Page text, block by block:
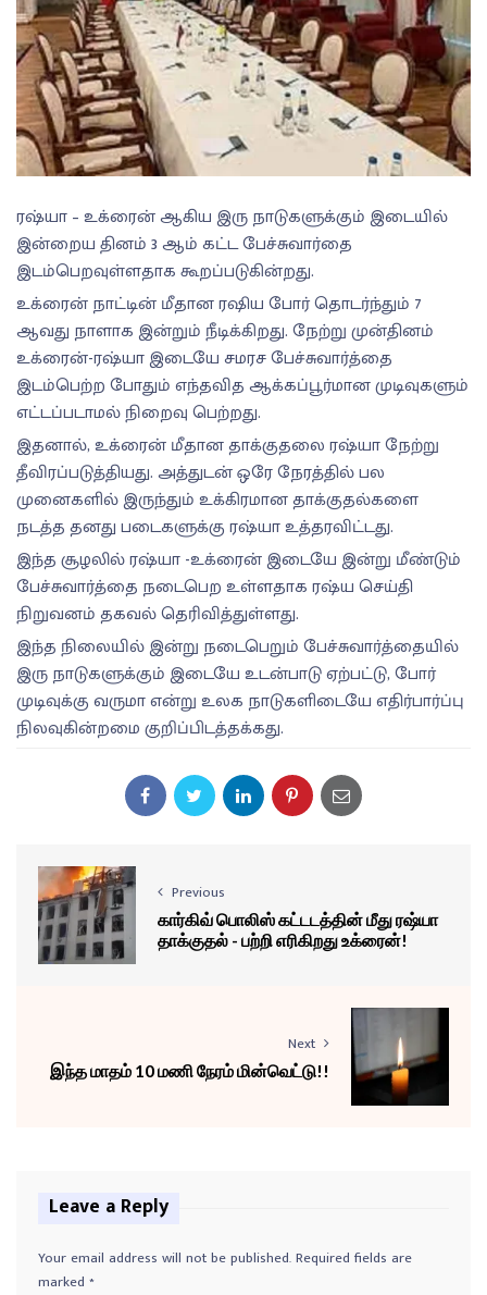
ரஷ்யா – உக்ரைன் ஆகிய இரு நாடுகளுக்கும் இடையில்
இன்றைய தினம் 3 ஆம் கட்ட பேச்சுவார்தை
இடம்பெறவுள்ளதாக கூறப்படுகின்றது.
உக்ரைன் நாட்டின் மீதான ரஷிய போர் தொடர்ந்தும் 7
ஆவது நாளாக இன்றும் நீடிக்கிறது. நேற்று முன்தினம்
உக்ரைன்-ரஷ்யா இடையே சமரச பேச்சுவார்த்தை
இடம்பெற்ற போதும் எந்தவித ஆக்கப்பூர்மான முடிவுகளும்
எட்டப்படாமல் நிறைவு பெற்றது.
இதனால், உக்ரைன் மீதான தாக்குதலை ரஷ்யா நேற்று
தீவிரப்படுத்தியது. அத்துடன் ஒரே நேரத்தில் பல
முனைகளில் இருந்தும் உக்கிரமான தாக்குதல்களை
நடத்த தனது படைகளுக்கு ரஷ்யா உத்தரவிட்டது.
இந்த சூழலில் ரஷ்யா -உக்ரைன் இடையே இன்று மீண்டும்
பேச்சுவார்த்தை நடைபெற உள்ளதாக ரஷ்ய செய்தி
நிறுவனம் தகவல் தெரிவித்துள்ளது.
இந்த நிலையில் இன்று நடைபெறும் பேச்சுவார்த்தையில்
இரு நாடுகளுக்கும் இடையே உடன்பாடு ஏற்பட்டு, போர்
முடிவுக்கு வருமா என்று உலக நாடுகளிடையே எதிர்பார்ப்பு
நிலவுகின்றமை குறிப்பிடத்தக்கது.
Previous
கார்கிவ் பொலிஸ் கட்டடத்தின் மீது ரஷ்யா
தாக்குதல் - பற்றி எரிகிறது உக்ரைன்!
Next
இந்த மாதம் 10 மணி நேரம் மின்வெட்டு!!
Leave a Reply
Your email address will not be published.Required fields are
marked *